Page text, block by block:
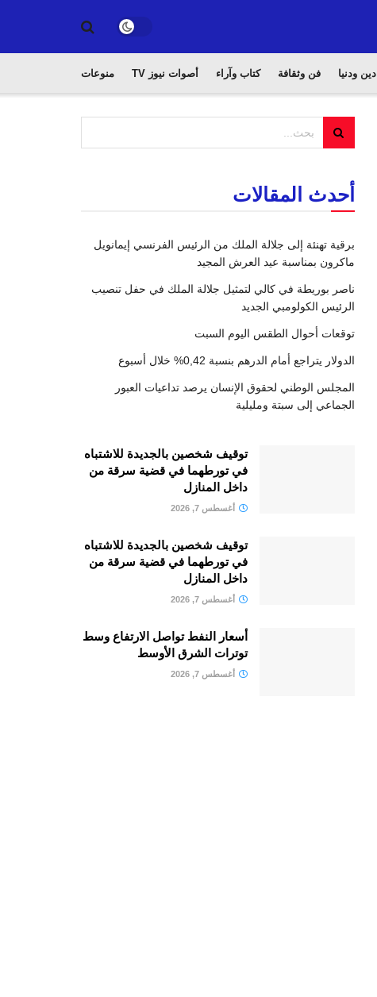
دين ودنيا فن وثقافة كتاب وآراء أصوات نيوز TV منوعات
أحدث المقالات
برقية تهنئة إلى جلالة الملك من الرئيس الفرنسي إيمانويل
ماكرون بمناسبة عيد العرش المجيد
ناصر بوريطة في كالي لتمثيل جلالة الملك في حفل تنصيب
الرئيس الكولومبي الجديد
توقعات أحوال الطقس اليوم السبت
الدولار يتراجع أمام الدرهم بنسبة 0,42% خلال أسبوع
المجلس الوطني لحقوق الإنسان يرصد تداعيات العبور
الجماعي إلى سبتة ومليلية
توقيف شخصين بالجديدة للاشتباه
في تورطهما في قضية سرقة من
داخل المنازل
أغسطس 7, 2026
توقيف شخصين بالجديدة للاشتباه
في تورطهما في قضية سرقة من
داخل المنازل
أغسطس 7, 2026
أسعار النفط تواصل الارتفاع وسط
توترات الشرق الأوسط
أغسطس 7, 2026